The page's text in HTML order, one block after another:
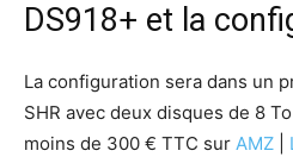
DS918+ et la
La configuration sera dans un
SHR avec deux disques de 8
moins de 300 € TTC sur AMZ